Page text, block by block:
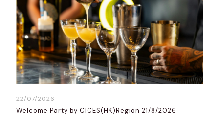
22/07/2026
Welcome Party by CICES(HK)Region 21/8/2026